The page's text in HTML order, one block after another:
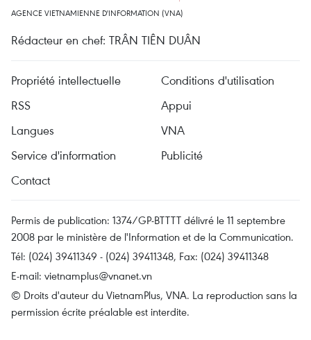
AGENCE VIETNAMIENNE D'INFORMATION (VNA)
Rédacteur en chef: TRÂN TIÊN DUÂN
Propriété intellectuelle
Conditions d'utilisation
RSS
Appui
Langues
VNA
Service d'information
Publicité
Contact
Permis de publication: 1374/GP-BTTTT délivré le 11 septembre
2008 par le ministère de l'Information et de la Communication.
Tél: (024) 39411349 - (024) 39411348, Fax: (024) 39411348
E-mail: vietnamplus@vnanet.vn
© Droits d'auteur du VietnamPlus, VNA. La reproduction sans la
permission écrite préalable est interdite.